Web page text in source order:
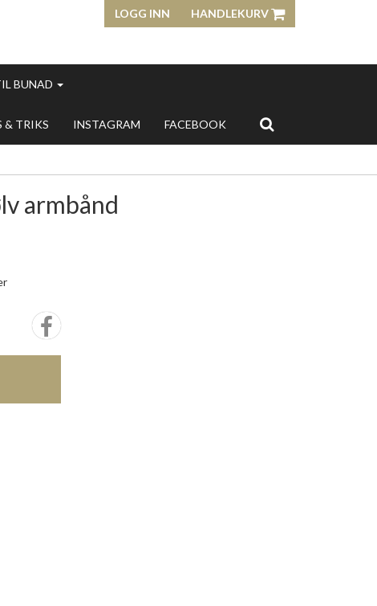
LOGG INN HANDLEKURV
BUNAD
& TRIKS INSTAGRAM FACEBOOK
armbånd